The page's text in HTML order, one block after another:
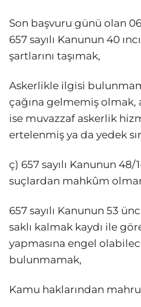
Son başvuru günü olan
657 sayılı Kanunun 40
şartlarını taşımak,
Askerlikle ilgisi
çağına gelmemiş olmak,
ise muvazzaf askerlik
ertelenmiş ya da yedek
ç) 657 sayılı Kanunun
suçlardan mahkûm
657 sayılı Kanunun 53
saklı kalmak kaydı ile
yapmasına engel
bulunmamak,
Kamu haklarından